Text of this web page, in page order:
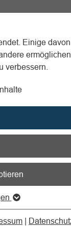
Einige davon
verbessern.
|